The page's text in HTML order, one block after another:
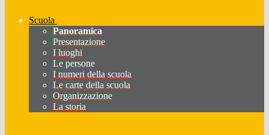
Scuola
Panoramica
Presentazione
I luoghi
Le persone
I numeri della scuola
Le carte della scuola
Organizzazione
La storia